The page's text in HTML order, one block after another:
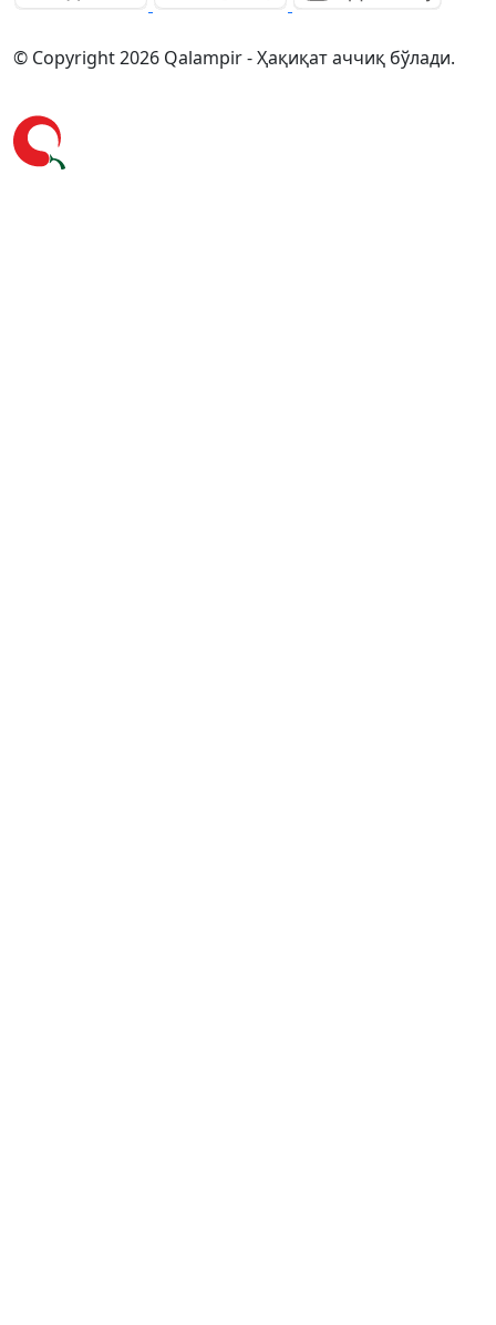
© Copyright 2026 Qalampir - Ҳақиқат аччиқ бўлади.